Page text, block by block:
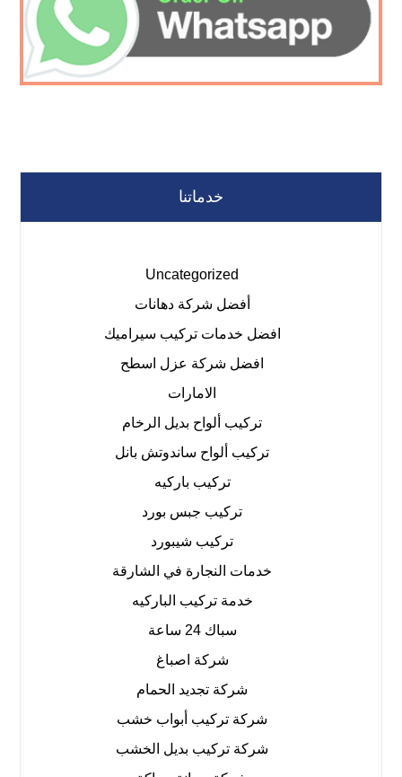
خدماتنا
Uncategorized
أفضل شركة دهانات
افضل خدمات تركيب سيراميك
افضل شركة عزل اسطح
الامارات
تركيب ألواح بديل الرخام
تركيب ألواح ساندوتش بانل
تركيب باركيه
تركيب جبس بورد
تركيب شيبورد
خدمات النجارة في الشارقة
خدمة تركيب الباركيه
سباك 24 ساعة
شركة اصباغ
شركة تجديد الحمام
شركة تركيب أبواب خشب
شركة تركيب بديل الخشب